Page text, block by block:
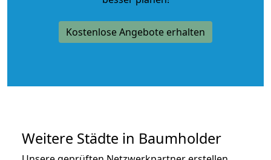
Kostenlose Angebote erhalten
Weitere Städte in Baumholder